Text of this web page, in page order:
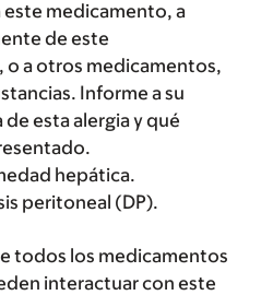
este medicamento, a
de este
o a otros medicamentos,
Informe a su
esta alergia y qué
hepática.
peritoneal (DP).
todos los medicamentos
interactuar con este